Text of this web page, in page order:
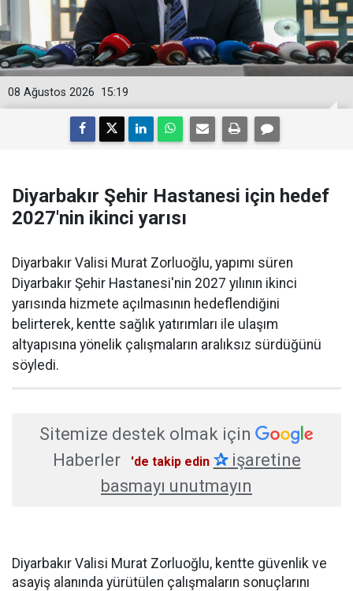
15:19
08 Ağustos 2026
Diyarbakır Şehir Hastanesi için hedef
2027'nin ikinci yarısı
Diyarbakır Valisi Murat Zorluoğlu, yapımı süren
Diyarbakır Şehir Hastanesi'nin 2027 yılının ikinci
yarısında hizmete açılmasının hedeflendiğini
belirterek, kentte sağlık yatırımları ile ulaşım
altyapısına yönelik çalışmaların aralıksız sürdüğünü
söyledi.
Sitemize destek olmak için
Haberler
'de takip edin ✰işaretine
basmayı unutmayın
Diyarbakır Valisi Murat Zorluoğlu, kentte güvenlik ve
asayiş alanında yürütülen çalışmaların sonuçlarını